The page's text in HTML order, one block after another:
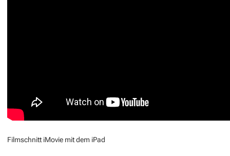
Filmschnitt iMovie mit dem iPad